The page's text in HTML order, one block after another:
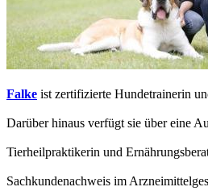
Falke ist zertifizierte Hundetrainerin
Darüber hinaus verfügt sie über eine
Tierheilpraktikerin und
Sachkundenachweis im